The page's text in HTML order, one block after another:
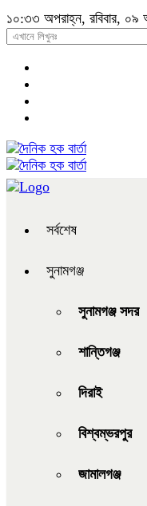
১০:৩৩ অপরাহ্ন, রবিবার, ০৯
সর্বশেষ
সুনামগঞ্জ
সুনামগঞ্জ সদর
শান্তিগঞ্জ
দিরাই
বিশ্বম্ভরপুর
জামালগঞ্জ